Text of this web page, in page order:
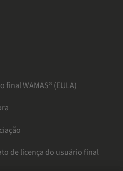
WAMAS® (EULA)
de licença do usuário final